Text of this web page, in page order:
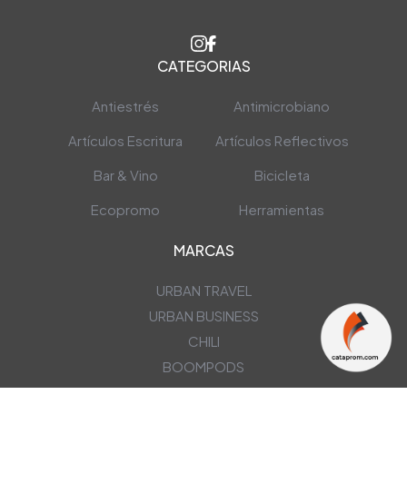
CATEGORIAS
Antiestrés
Antimicrobiano
Artículos Escritura
Artículos Reflectivos
Bar & Vino
Bicicleta
Ecopromo
Herramientas
MARCAS
URBAN TRAVEL
URBAN BUSINESS
CHILI
BOOMPODS